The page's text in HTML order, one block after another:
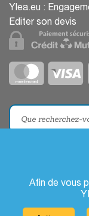
Afin de vous
Ylea.eu :
Editer son devis